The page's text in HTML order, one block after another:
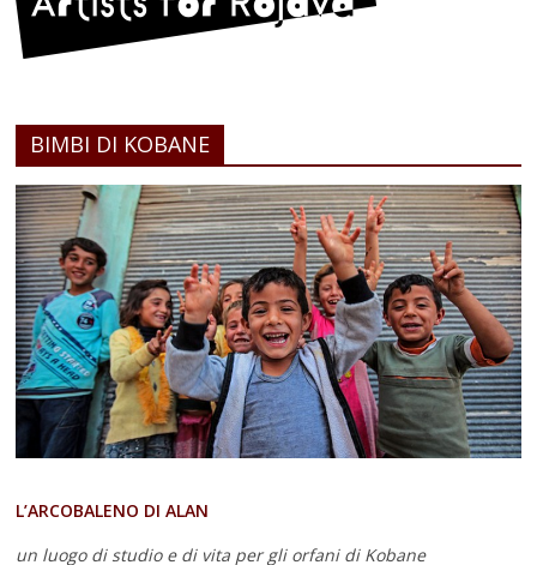
BIMBI DI KOBANE
L’ARCOBALENO DI ALAN
un luogo di studio e di vita per gli orfani di Kobane